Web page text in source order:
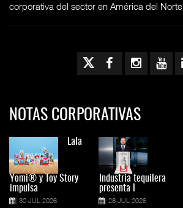
corporativa del sector en América del Norte.
NOTAS CORPORATIVAS
Lala
Yomi® y Toy Story
impulsa
30 JUL 2026
Industria tequilera
presenta l
28 JUL 2026